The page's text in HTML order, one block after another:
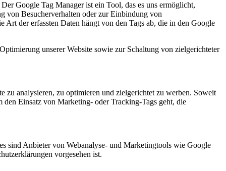
Google Tag Manager ist ein Tool, das es uns ermöglicht,
von Besucherverhalten oder zur Einbindung von
der erfassten Daten hängt von den Tags ab, die in den Google
unserer Website sowie zur Schaltung von zielgerichteter
zu analysieren, zu optimieren und zielgerichtet zu werben. Soweit
Einsatz von Marketing- oder Tracking-Tags geht, die
sind Anbieter von Webanalyse- und Marketingtools wie Google
vorgesehen ist.